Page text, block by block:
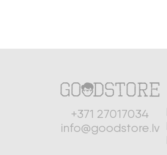
+371 27017034
info@goodstore.lv